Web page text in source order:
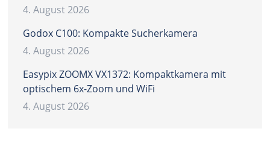
4. August 2026
Godox C100: Kompakte Sucherkamera
4. August 2026
Easypix ZOOMX VX1372: Kompaktkamera mit
optischem 6x-Zoom und WiFi
4. August 2026